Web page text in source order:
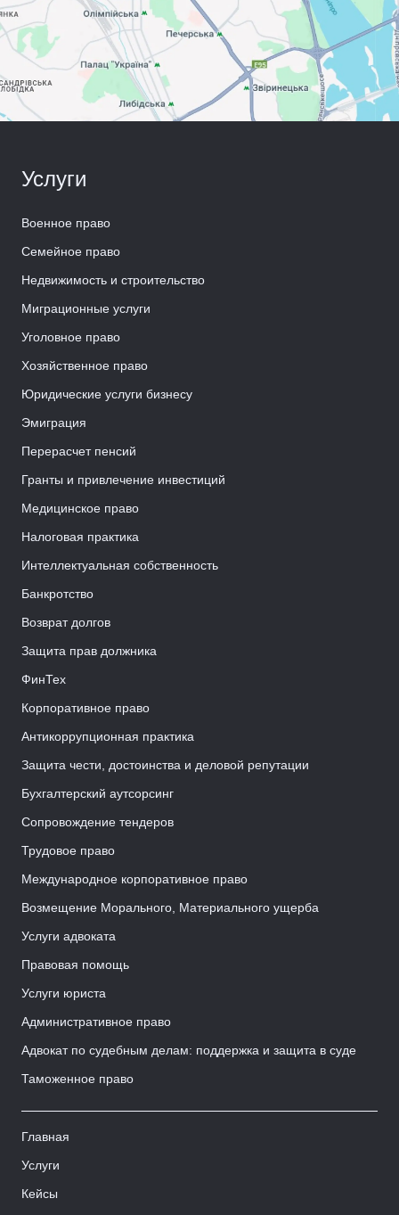
Услуги
Военное право
Семейное право
Недвижимость и строительство
Миграционные услуги
Уголовное право
Хозяйственное право
Юридические услуги бизнесу
Эмиграция
Перерасчет пенсий
Гранты и привлечение инвестиций
Медицинское право
Налоговая практика
Интеллектуальная собственность
Банкротство
Возврат долгов
Защита прав должника
ФинТех
Корпоративное право
Антикоррупционная практика
Защита чести, достоинства и деловой репутации
Бухгалтерский аутсорсинг
Сопровождение тендеров
Трудовое право
Международное корпоративное право
Возмещение Морального, Материального ущерба
Услуги адвоката
Правовая помощь
Услуги юриста
Административное право
Адвокат по судебным делам: поддержка и защита в суде
Таможенное право
Главная
Услуги
Кейсы